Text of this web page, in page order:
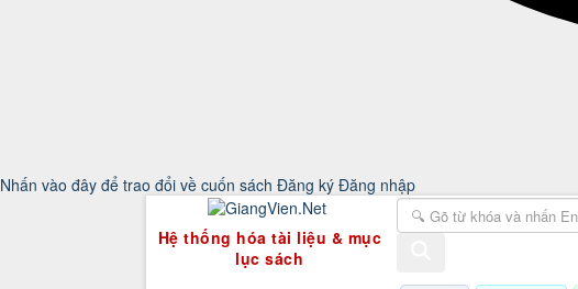
Nhấn vào đây để trao đổi về cuốn sách Đăng ký Đăng nhập
GiangVien.Net - Hệ thống hóa tài liệu & mục lục sách
Hệ thống hóa tài liệu & mục
lục sách